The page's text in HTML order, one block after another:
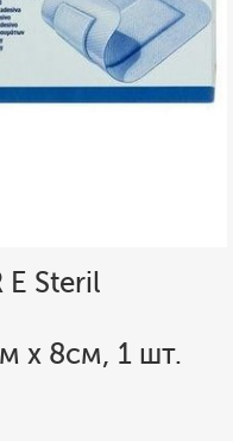
E Steril
х 8см, 1 шт.